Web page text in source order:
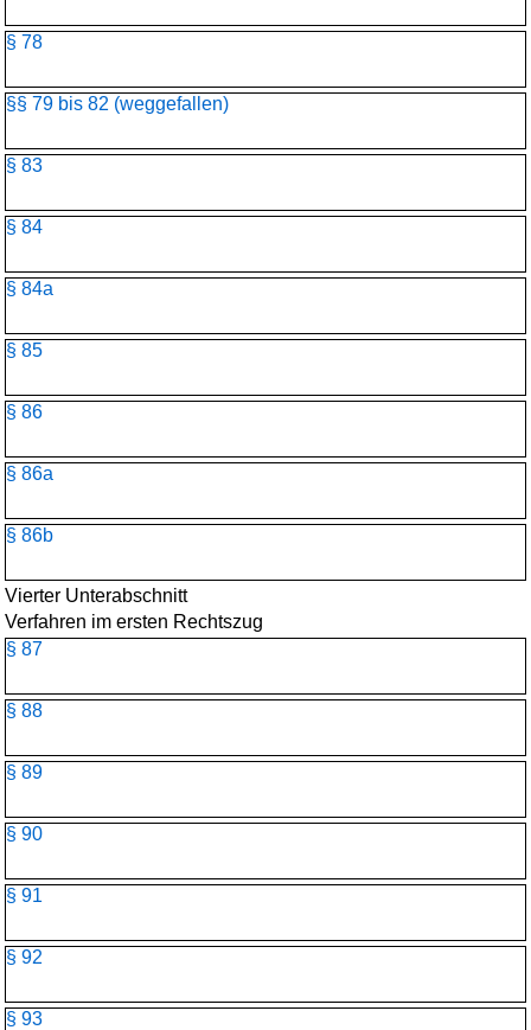
§ 78
§§ 79 bis 82 (weggefallen)
§ 83
§ 84
§ 84a
§ 85
§ 86
§ 86a
§ 86b
Vierter Unterabschnitt
Verfahren im ersten Rechtszug
§ 87
§ 88
§ 89
§ 90
§ 91
§ 92
§ 93